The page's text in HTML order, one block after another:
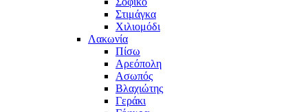
Στιμάγκα
Χιλιομόδι
Λακωνία
Πίσω
Αρεόπολη
Ασωπός
Βλαχιώτης
Γεράκι